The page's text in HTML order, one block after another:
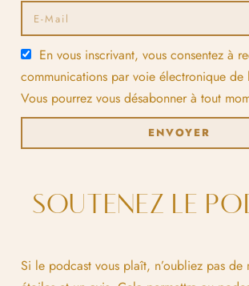
En vous inscrivant, vous consentez à
communications par voie électronique
Vous pourrez vous désabonner à tout
ENVOYER
SOUTENEZ LE
Si le podcast vous plaît, n’oubliez pas de